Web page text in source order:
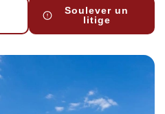
Soulever un
litige